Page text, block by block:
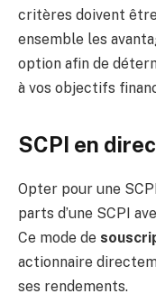
critères doivent
ensemble les
option afin de
à vos objectifs
SCPI en
Opter pour une
parts d’une SCPI
Ce mode de
actionnaire
ses rendements.